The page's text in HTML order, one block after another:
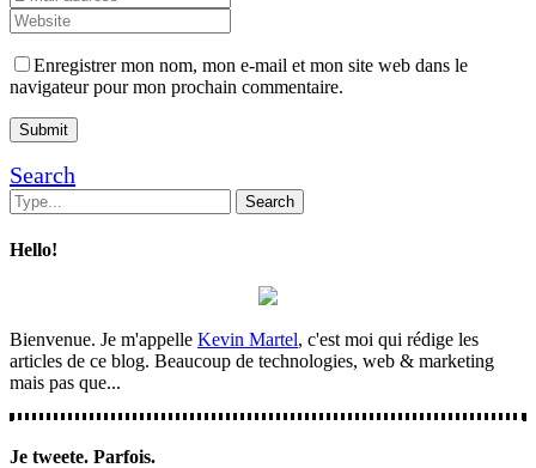
Enregistrer mon nom, mon e-mail et mon site web dans le
navigateur pour mon prochain commentaire.
Search
Hello!
Bienvenue. Je m'appelle Kevin Martel, c'est moi qui rédige les
articles de ce blog. Beaucoup de technologies, web & marketing
mais pas que...
Je tweete. Parfois.